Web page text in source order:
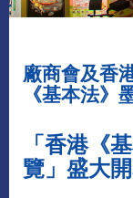
廠商會及香
《基本法》
「香港《
覽」盛大